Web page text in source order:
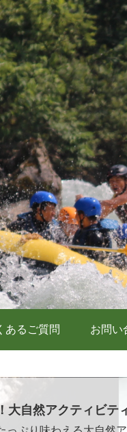
あるご質問 お問い
大自然アクティビテ